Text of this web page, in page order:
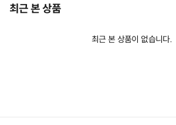
최근 본 상품
최근 본 상품이 없습니다.